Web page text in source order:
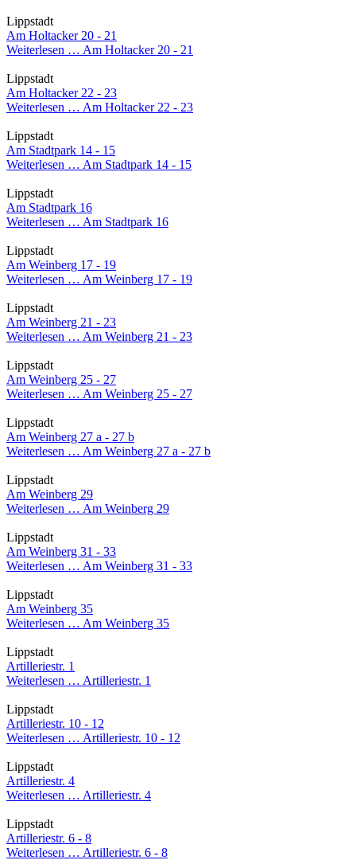
Lippstadt
Am Holtacker 20 - 21
Weiterlesen … Am Holtacker 20 - 21
Lippstadt
Am Holtacker 22 - 23
Weiterlesen … Am Holtacker 22 - 23
Lippstadt
Am Stadtpark 14 - 15
Weiterlesen … Am Stadtpark 14 - 15
Lippstadt
Am Stadtpark 16
Weiterlesen … Am Stadtpark 16
Lippstadt
Am Weinberg 17 - 19
Weiterlesen … Am Weinberg 17 - 19
Lippstadt
Am Weinberg 21 - 23
Weiterlesen … Am Weinberg 21 - 23
Lippstadt
Am Weinberg 25 - 27
Weiterlesen … Am Weinberg 25 - 27
Lippstadt
Am Weinberg 27 a - 27 b
Weiterlesen … Am Weinberg 27 a - 27 b
Lippstadt
Am Weinberg 29
Weiterlesen … Am Weinberg 29
Lippstadt
Am Weinberg 31 - 33
Weiterlesen … Am Weinberg 31 - 33
Lippstadt
Am Weinberg 35
Weiterlesen … Am Weinberg 35
Lippstadt
Artilleriestr. 1
Weiterlesen … Artilleriestr. 1
Lippstadt
Artilleriestr. 10 - 12
Weiterlesen … Artilleriestr. 10 - 12
Lippstadt
Artilleriestr. 4
Weiterlesen … Artilleriestr. 4
Lippstadt
Artilleriestr. 6 - 8
Weiterlesen … Artilleriestr. 6 - 8